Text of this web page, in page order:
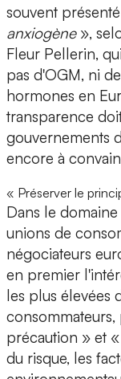
souvent
anxiogène »,
Fleur Pellerin,
pas d'OGM, ni
hormones en
transparence
gouvernements
encore à
« Préserver le
Dans le
unions de
négociateurs
en premier
les plus élevées
précaution » et
du risque, les